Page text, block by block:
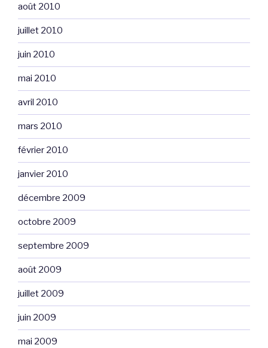
août 2010
juillet 2010
juin 2010
mai 2010
avril 2010
mars 2010
février 2010
janvier 2010
décembre 2009
octobre 2009
septembre 2009
août 2009
juillet 2009
juin 2009
mai 2009